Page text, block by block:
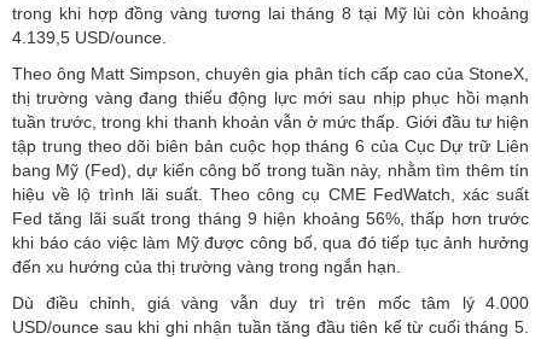
trong khi hợp đồng vàng tương lai tháng 8 tại Mỹ lùi còn khoảng
4.139,5 USD/ounce.
Theo ông Matt Simpson, chuyên gia phân tích cấp cao của StoneX,
thị trường vàng đang thiếu động lực mới sau nhịp phục hồi mạnh
tuần trước, trong khi thanh khoản vẫn ở mức thấp. Giới đầu tư hiện
tập trung theo dõi biên bản cuộc họp tháng 6 của Cục Dự trữ Liên
bang Mỹ (Fed), dự kiến công bố trong tuần này, nhằm tìm thêm tín
hiệu về lộ trình lãi suất. Theo công cụ CME FedWatch, xác suất
Fed tăng lãi suất trong tháng 9 hiện khoảng 56%, thấp hơn trước
khi báo cáo việc làm Mỹ được công bố, qua đó tiếp tục ảnh hưởng
đến xu hướng của thị trường vàng trong ngắn hạn.
Dù điều chỉnh, giá vàng vẫn duy trì trên mốc tâm lý 4.000
USD/ounce sau khi ghi nhận tuần tăng đầu tiên kể từ cuối tháng 5.